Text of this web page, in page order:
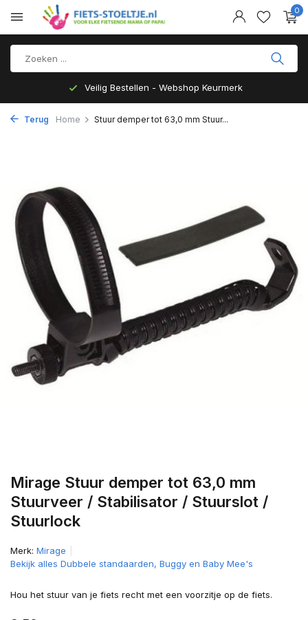
0
Veilig Bestellen - Webshop Keurmerk
Terug Home Stuur demper tot 63,0 mm Stuur...
Mirage Stuur demper tot 63,0 mm
Stuurveer / Stabilisator / Stuurslot /
Stuurlock
Merk: Mirage
Bekijk alles Dubbele standaarden, Buggy en Baby Mee's
Hou het stuur van je fiets recht met een voorzitje op de fiets.